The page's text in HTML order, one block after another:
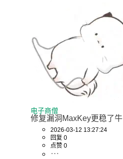
电子商僧
修复漏洞MaxKey更稳了牛
2026-03-12 13:27:24
回复 0
点赞 0